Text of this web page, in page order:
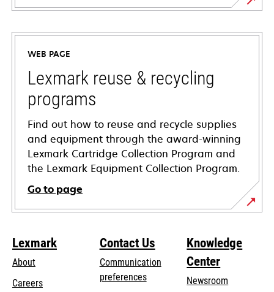
opens
in
new
tab
WEB PAGE
Lexmark reuse & recycling
programs
Find out how to reuse and recycle supplies
and equipment through the award-winning
Lexmark Cartridge Collection Program and
the Lexmark Equipment Collection Program.
Go to page
Lexmark
About
Careers
Contact Us
Communication
preferences
Knowledge
Center
Newsroom